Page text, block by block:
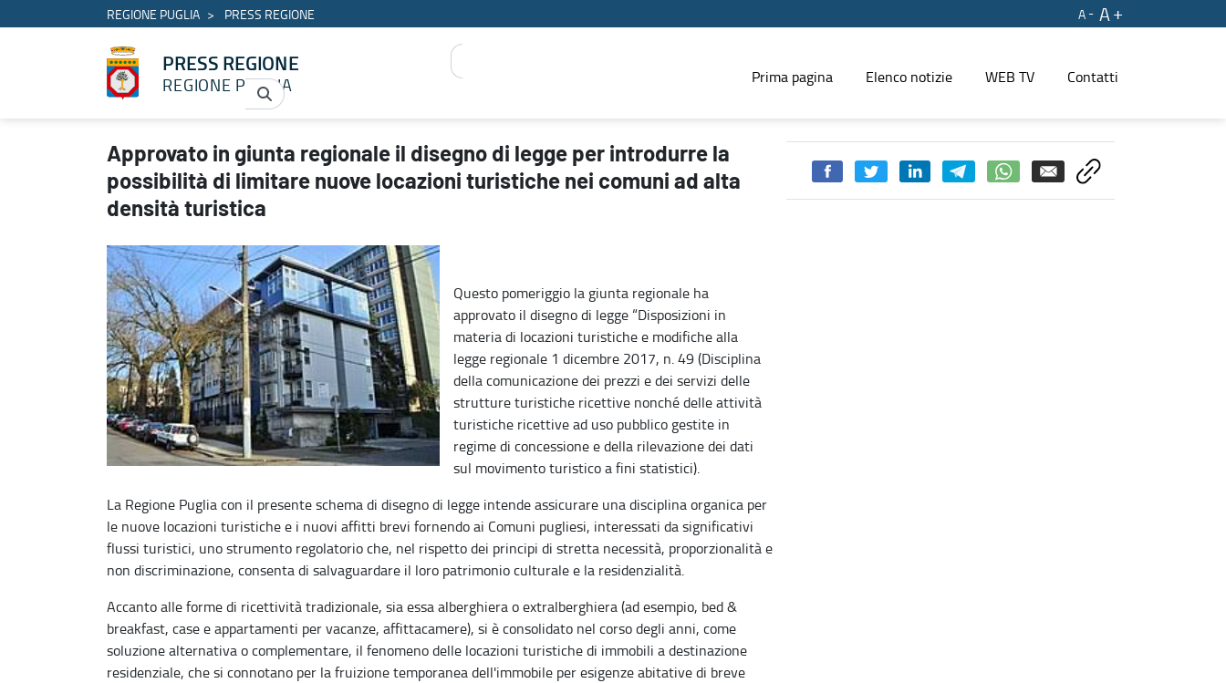
REGIONE PUGLIA PRESS REGIONE A
A
PRESS REGIONE
REGIONE PUGLIA Prima pagina Elenco notizie WEB TV Contatti
Approvato in giunta regionale il disegno di legge per introdurre la possibilità di limitare nuove locazioni turistiche nei comuni ad alta densità turistica - PRESS REGIONE
Approvato in giunta regionale il disegno di legge per introdurre la
possibilità di limitare nuove locazioni turistiche nei comuni ad alta
densità turistica
Questo pomeriggio la giunta regionale ha
approvato il disegno di legge “Disposizioni in
materia di locazioni turistiche e modifiche alla
legge regionale 1 dicembre 2017, n. 49 (Disciplina
della comunicazione dei prezzi e dei servizi delle
strutture turistiche ricettive nonché delle attività
turistiche ricettive ad uso pubblico gestite in
regime di concessione e della rilevazione dei dati
sul movimento turistico a fini statistici).
La Regione Puglia con il presente schema di disegno di legge intende assicurare una disciplina organica per
le nuove locazioni turistiche e i nuovi affitti brevi fornendo ai Comuni pugliesi, interessati da significativi
flussi turistici, uno strumento regolatorio che, nel rispetto dei principi di stretta necessità, proporzionalità e
non discriminazione, consenta di salvaguardare il loro patrimonio culturale e la residenzialità.
Accanto alle forme di ricettività tradizionale, sia essa alberghiera o extralberghiera (ad esempio, bed &
breakfast, case e appartamenti per vacanze, affittacamere), si è consolidato nel corso degli anni, come
soluzione alternativa o complementare, il fenomeno delle locazioni turistiche di immobili a destinazione
residenziale, che si connotano per la fruizione temporanea dell'immobile per esigenze abitative di breve